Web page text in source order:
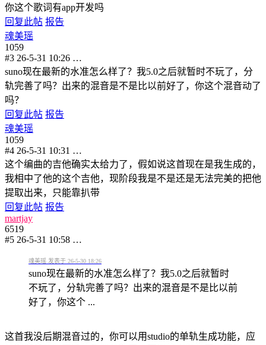
你这个歌词有app开发吗
回复此帖 报告
魂美瑶
1059
#3 26-5-31 10:26 …
suno现在最新的水准怎么样了？我5.0之后就暂时不玩了，分
轨完善了吗？出来的混音是不是比以前好了，你这个混音动了
吗？
回复此帖 报告
魂美瑶
1059
#4 26-5-31 10:31 …
这个编曲的吉他确实太给力了，假如说这首现在是我生成的，
我相中了他的这个吉他，现阶段我是不是还是无法完美的把他
提取出来，只能靠扒带
回复此帖 报告
martjay
6519
#5 26-5-31 10:58 …
魂美瑶 发表于 26-5-30 18:26
suno现在最新的水准怎么样了？我5.0之后就暂时
不玩了，分轨完善了吗？出来的混音是不是比以前
好了，你这个 ...
这首我没后期混音过的，你可以用studio的单轨生成功能，应